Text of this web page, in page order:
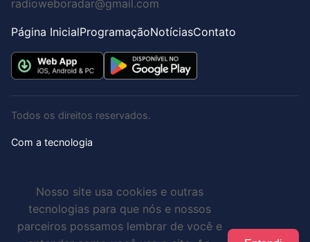
radioweboradar@gmail.com
Página InicialProgramaçãoNotíciasContato
Todos os direitos reservados.
Com a tecnologia
Nosso site usa cookies e outras
tecnologias para que nós e nossos
parceiros possamos lembrar de você e